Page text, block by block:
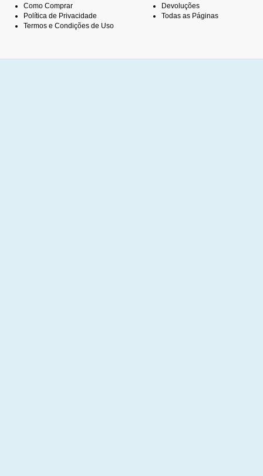
Como Comprar
Política de Privacidade
Termos e Condições de Uso
Devoluções
Todas as Páginas